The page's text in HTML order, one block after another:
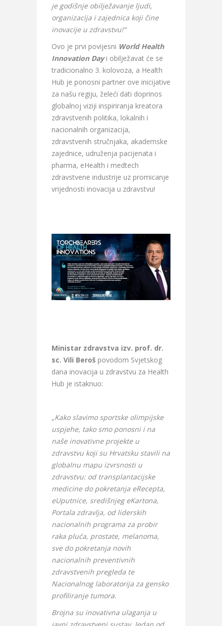
je godišnje obilježavanje ljudi,
organizacija i zajednica koji čine
inovacije u zdravstvu!“
Ovo je prvi povijesni World Health
Innovation Dayi obilježavat će se
tradicionalno 3. kolovoza, a Health
Hub je ponosni partner ove inicijative
za našu regiju, želeći dati doprinos
globalnoj viziji inspiriranja kreatora
zdravstvenih politika, lokalnih i
nacionalnih organizacija,
zdravstvenih stručnjaka, akademske
zajednice, udruženja pacijenata i
pharma, eHealth i medtech
zdravstvene industrije uz promicanje
vrijednosti inovacija u zdravstvu!
Ministar zdravstva izv. prof. dr.
sc. Vili Beroš povodom Svjetskog
dana inovacija u zdravstvu za Health
Hub je istaknuo:
„Kako slavimo sportske olimpijske
uspjehe, tako smo ponosni i na
naše inovativne projekte u
zdravstvu koji su Hrvatsku stavili na
globalnu mapu izvrsnosti u
zdravstvu: od transplantacijske
medicine do pokretanja eRecepta,
eUputnice, središnjeg eKartona,
Portala zdravlja, od liderskih
nacionalnih programa za probir
raka pluća, prostate, melanoma,
sve do pokretanja novih
nacionalnih preventivnih
zdravstvenih pregleda te
Nacionalnog laboratorija za gensko
profiliranje tumora.
Brojna su inovativna ulaganja u